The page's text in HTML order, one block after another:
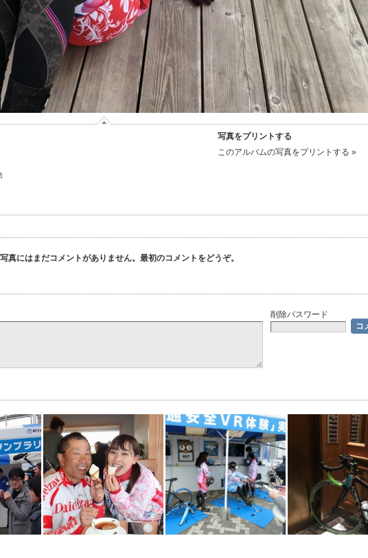
写真をプリントする
このアルバムの写真をプリントする »
真にはまだコメントがありません。最初のコメントをどうぞ。
削除パスワード